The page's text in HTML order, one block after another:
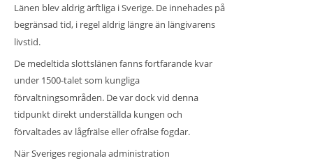
Länen blev aldrig ärftliga i Sverige. De innehades på
begränsad tid, i regel aldrig längre än längivarens
livstid.
De medeltida slottslänen fanns fortfarande kvar
under 1500-talet som kungliga
förvaltningsområden. De var dock vid denna
tidpunkt direkt underställda kungen och
förvaltades av lågfrälse eller ofrälse fogdar.
När Sveriges regionala administration